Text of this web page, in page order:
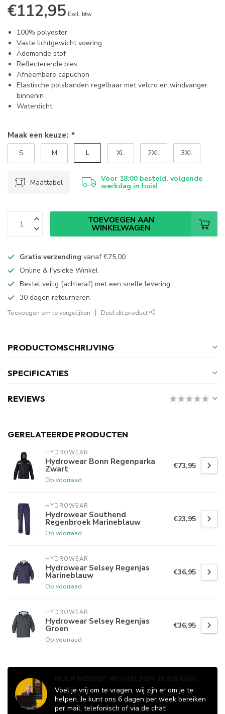
€112,95 Excl. btw
100% polyester
Vaste lichtgewicht voering
Ademende stof
Reflecterende bies
Afneembare capuchon
Elastische polsbanden regelbaar met velcro en windvanger
binnenin
Waterdicht
Maak een keuze: *
S M L XL 2XL 3XL
Maattabel Voor 18:00 besteld, volgende
werkdag in huis!
TOEVOEGEN AAN
WINKELWAGEN
Gratis verzending vanaf€75,00
Online & Fysieke Winkel
Bestel veilig (achteraf) met een snelle levering
30 dagen retourneren
Toevoegen om te vergelijken Deel dit product
PRODUCTOMSCHRIJVING
SPECIFICATIES
REVIEWS
GERELATEERDE PRODUCTEN
HYDROWEAR
Hydrowear Bonn Regenparka
Zwart
Op voorraad
€73,95
HYDROWEAR
Hydrowear Southend
Regenbroek Marineblauw
Op voorraad
€23,95
HYDROWEAR
Hydrowear Selsey Regenjas
Marineblauw
Op voorraad
€36,95
HYDROWEAR
Hydrowear Selsey Regenjas
Groen
Op voorraad
€36,95
Voel je vrij om te vragen, wij zijn er om je te
helpen. Je kunt ons 6 dagen per week bereiken
per mail, telefonisch of via de chat!